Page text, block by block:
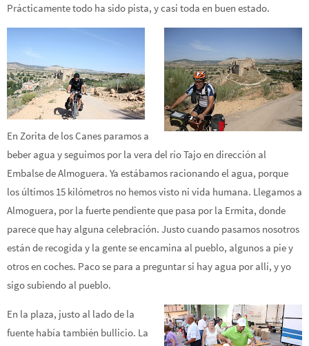
Prácticamente todo ha sido pista, y casi toda en buen estado.
En Zorita de los Canes paramos a
beber agua y seguimos por la vera del río Tajo en dirección al
Embalse de Almoguera. Ya estábamos racionando el agua, porque
los últimos 15 kilómetros no hemos visto ni vida humana. Llegamos a
Almoguera, por la fuerte pendiente que pasa por la Ermita, donde
parece que hay alguna celebración. Justo cuando pasamos nosotros
están de recogida y la gente se encamina al pueblo, algunos a pie y
otros en coches. Paco se para a preguntar si hay agua por allí, y yo
sigo subiendo al pueblo.
En la plaza, justo al lado de la
fuente había también bullicio. La